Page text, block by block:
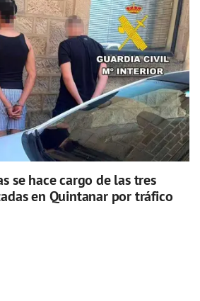
se hace cargo de las tres
en Quintanar por tráfico